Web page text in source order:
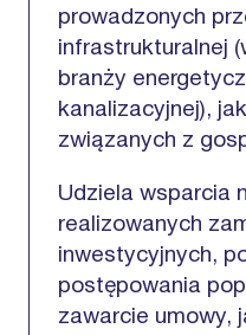
prowadzonych
infrastrukturalnej
branży
kanalizacyjnej),
związanych z
Udziela wsparcia
realizowanych
inwestycyjnych,
postępowania
zawarcie umowy,